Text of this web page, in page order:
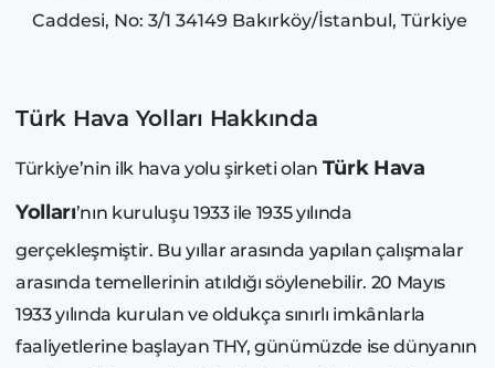
Caddesi, No: 3/1 34149 Bakırköy/İstanbul, Türkiye
Türk Hava Yolları Hakkında
Türkiye’nin ilk hava yolu şirketi olan Türk Hava
Yolları’nın kuruluşu 1933 ile 1935 yılında
gerçekleşmiştir. Bu yıllar arasında yapılan çalışmalar
arasında temellerinin atıldığı söylenebilir. 20 Mayıs
1933 yılında kurulan ve oldukça sınırlı imkânlarla
faaliyetlerine başlayan THY, günümüzde ise dünyanın